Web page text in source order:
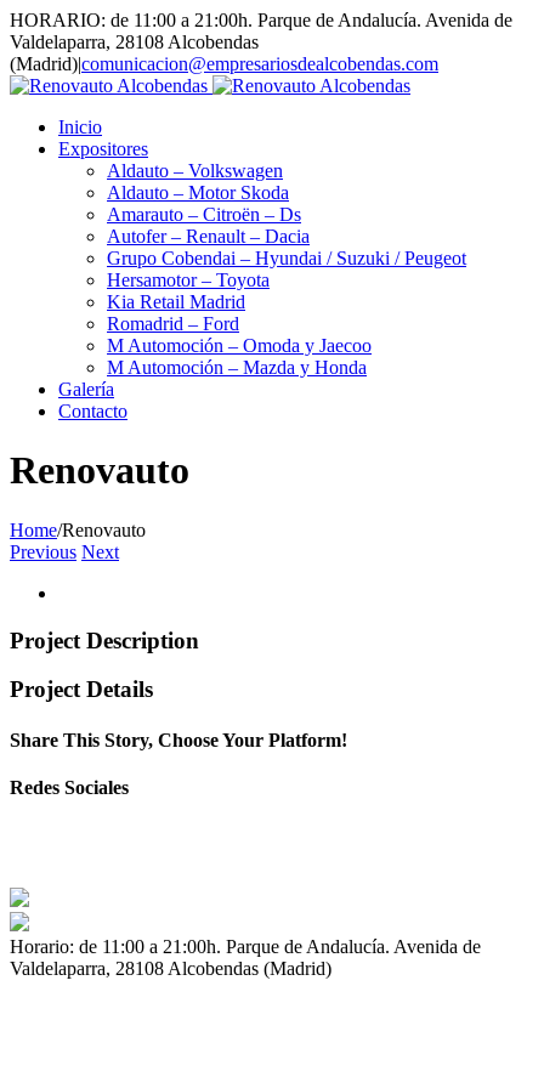
HORARIO: de 11:00 a 21:00h. Parque de Andalucía. Avenida de
Valdelaparra, 28108 Alcobendas
(Madrid)|comunicacion@empresariosdealcobendas.com
Inicio
Expositores
Aldauto – Volkswagen
Aldauto – Motor Skoda
Amarauto – Citroën – Ds
Autofer – Renault – Dacia
Grupo Cobendai – Hyundai / Suzuki / Peugeot
Hersamotor – Toyota
Kia Retail Madrid
Romadrid – Ford
M Automoción – Omoda y Jaecoo
M Automoción – Mazda y Honda
Galería
Contacto
Renovauto
Home/Renovauto
Previous Next
Project Description
Project Details
Share This Story, Choose Your Platform!
Facebook
Twitter
Linkedin
Reddit
Tumblr
Google+
Pinterest
Vk
Email
Redes Sociales
Horario: de 11:00 a 21:00h. Parque de Andalucía. Avenida de
Valdelaparra, 28108 Alcobendas (Madrid)